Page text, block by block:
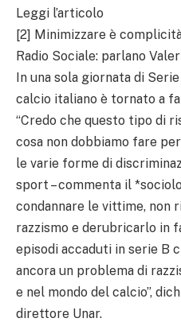
Leggi l’articolo
[2] Minimizzare è
Radio Sociale: parlano
In una sola giornata di
calcio italiano è tornato a
“Credo che questo tipo di
cosa non dobbiamo fare
le varie forme di
sport – commenta il
condannare le vittime, non
razzismo e derubricarlo in
episodi accaduti in serie B
ancora un problema di
e nel mondo del calcio”,
direttore Unar.